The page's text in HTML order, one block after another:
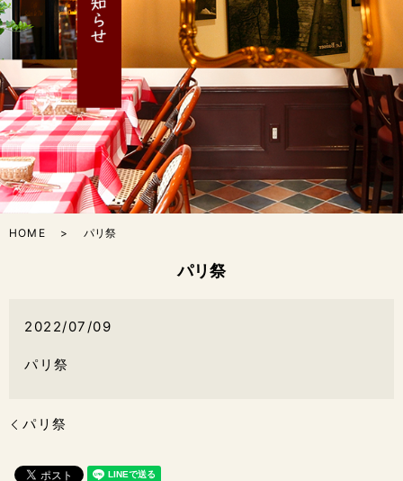
HOME パリ祭
パリ祭
2022/07/09
パリ祭
パリ祭